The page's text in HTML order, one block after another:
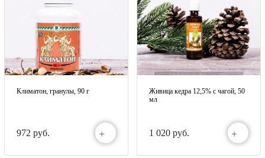
Климатон, гранулы, 90 г
972 руб. +
Живица кедра 12,5% с чагой, 50
мл
1 020 руб. +